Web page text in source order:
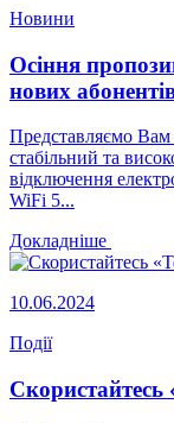
Новини
Осіння
нових
Представляємо Вам
стабільний та
відключення
WiFi 5...
Докладніше
10.06.2024
Події